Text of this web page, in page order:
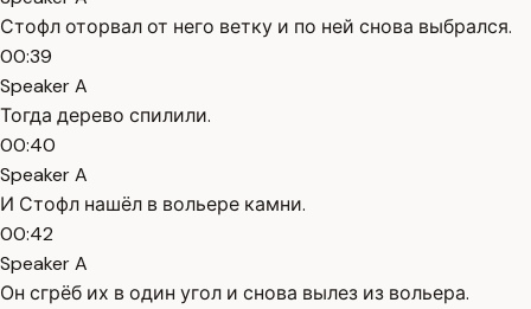
Стофл оторвал от него ветку и по ней снова выбрался.
00:39
Speaker A
Тогда дерево спилили.
00:40
Speaker A
И Стофл нашёл в вольере камни.
00:42
Speaker A
Он сгрёб их в один угол и снова вылез из вольера.